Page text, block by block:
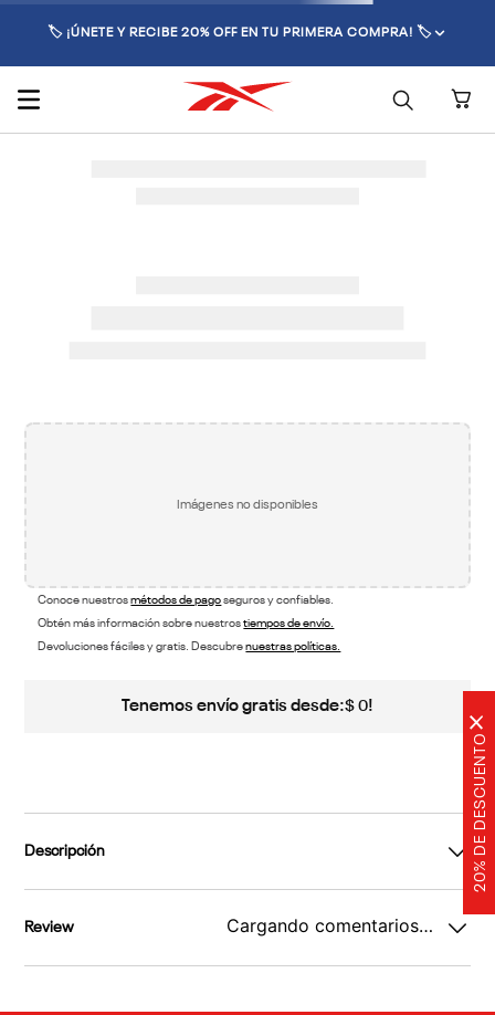
20% DE DESCUENTO
×
🏷️ ¡ÚNETE Y RECIBE 20% OFF EN TU PRIMERA COMPRA! 🏷️
Imágenes no disponibles
Conoce nuestrosmétodos de pagoseguros y confiables.
Obtén más información sobre nuestrostiempos de envío.
Devoluciones fáciles y gratis. Descubrenuestras políticas.
Tenemos envío gratis desde:$ 0!
Descripción
Review Cargando comentarios…